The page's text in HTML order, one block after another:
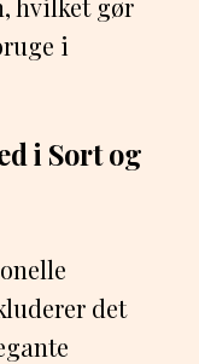
hvilket gør
i
i Sort og
det